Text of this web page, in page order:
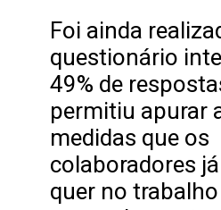
Foi ainda
questionário
49% de
permitiu apurar
medidas que os
colaboradores
quer no